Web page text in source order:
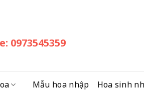
0973545359
Mẫu hoa nhập Hoa sinh